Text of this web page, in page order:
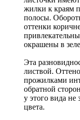
жилки к краям
полосы.
оттенки
окрашены в
Эта
листвой.
прожилками
обратной
у этого вида не
цвета.